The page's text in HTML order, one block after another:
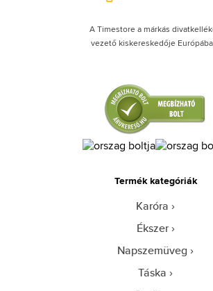
A Timestore a márkás
vezető kiskereskedője
Termék kategóriák
Karóra
Ékszer
Napszemüveg
Táska